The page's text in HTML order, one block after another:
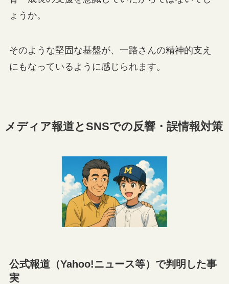
ょうか。
そのような堅固な基盤が、一路さんの精神的支え
にもなっているように感じられます。
メディア報道とSNSでの反響・誤情報対策
公式報道（Yahoo!ニュース等）で判明した事
実